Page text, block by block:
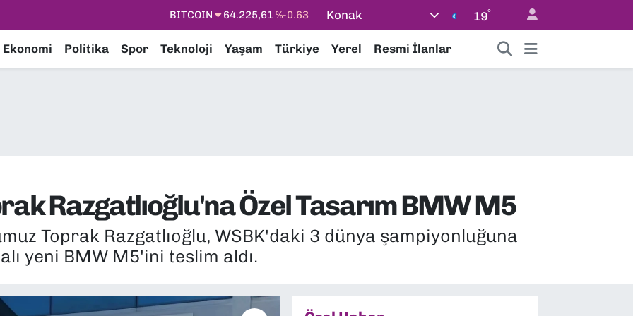
DOLAR 47,7143%0.16
STERLİN
64,2463%0.07
Konak 19°
Ekonomi Politika Spor Teknoloji Yaşam Türkiye Yerel Resmi İlanlar
Razgatlıoğlu'na Özel Tasarım BMW M5
Toprak Razgatlıoğlu, WSBK'daki 3 dünya şampiyonluğuna
yeni BMW M5'ini teslim aldı.